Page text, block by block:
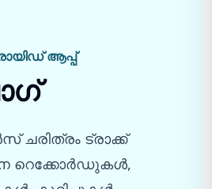
ആപ്പ്
ചരിത്രം ട്രാക്ക്
റെക്കോർഡുകൾ,